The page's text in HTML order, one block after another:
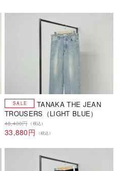
TANAKA THE JEAN
TROUSERS（LIGHT BLUE）
48,400円 （税込）
33,880円 （税込）